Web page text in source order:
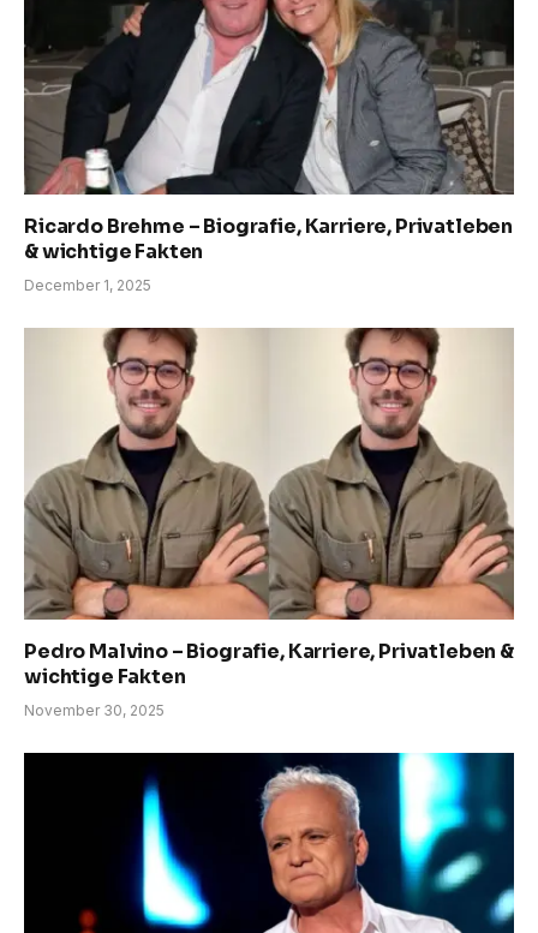
Ricardo Brehme – Biografie, Karriere, Privatleben
& wichtige Fakten
December 1, 2025
Pedro Malvino – Biografie, Karriere, Privatleben &
wichtige Fakten
November 30, 2025